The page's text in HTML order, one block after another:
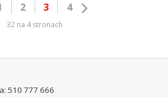
2 3 4
32 na 4 stronach
510 777 666